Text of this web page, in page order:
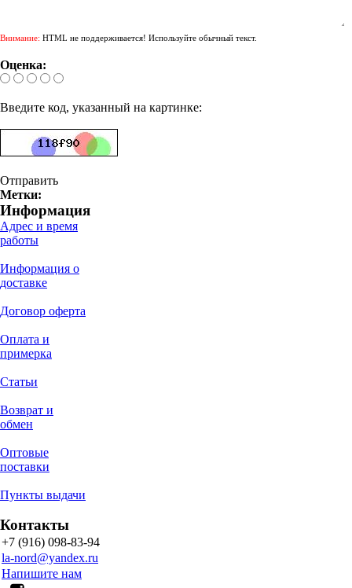
Внимание: HTML не поддерживается! Используйте обычный текст.
Оценка:
Введите код, указанный на картинке:
Отправить
Метки:
Информация
Адрес и время
работы
Информация о
доставке
Договор оферта
Оплата и
примерка
Статьи
Возврат и
обмен
Оптовые
поставки
Пункты выдачи
Контакты
+7 (916) 098-83-94
la-nord@yandex.ru
Напишите нам